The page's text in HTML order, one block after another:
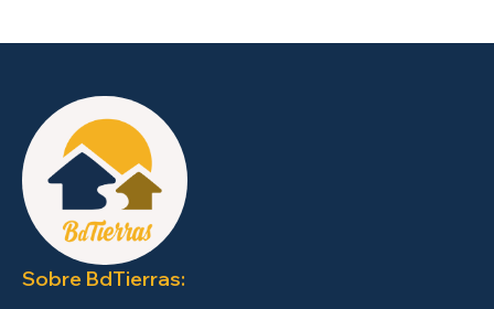
Sobre BdTierras: